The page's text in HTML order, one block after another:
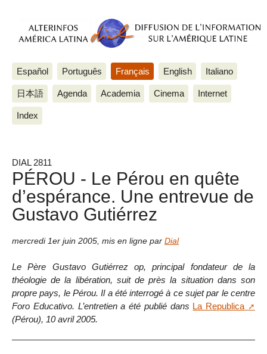
Español Português Français English Italiano
日本語 Agenda Academia Cinema Internet
Index
DIAL 2811
PÉROU - Le Pérou en quête
d’espérance. Une entrevue de
Gustavo Gutiérrez
mercredi 1er juin 2005 mis en ligne par Dial
Le Père Gustavo Gutiérrez op, principal fondateur de la
théologie de la libération, suit de près la situation dans son
propre pays, le Pérou. Il a été interrogé à ce sujet par le centre
Foro Educativo. L’entretien a été publié dans La Republica
(Pérou), 10 avril 2005.